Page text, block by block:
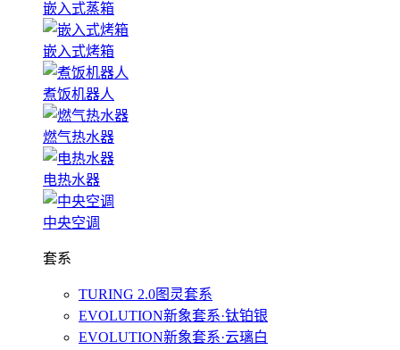
嵌入式蒸箱
嵌入式烤箱
煮饭机器人
燃气热水器
电热水器
中央空调
套系
TURING 2.0图灵套系
EVOLUTION新象套系·钛铂银
EVOLUTION新象套系·云璃白